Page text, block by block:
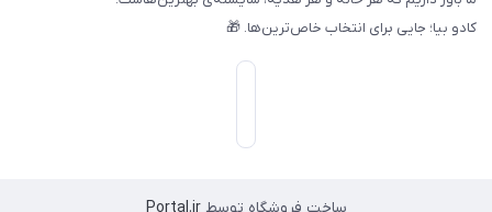
کادو بیا؛ جایی برای انتخاب خاص‌ترین‌ها. 🎁